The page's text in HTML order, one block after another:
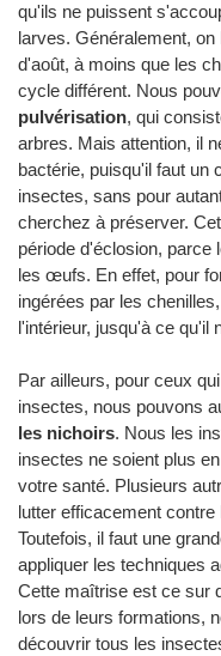
qu'ils ne puissent
larves. Généralement,
d'août, à moins que les
cycle différent. Nous
pulvérisation, qui
arbres. Mais attention, il
bactérie, puisqu'il faut un
insectes, sans pour
cherchez à préserver.
période d'éclosion, parce
les œufs. En effet, pour
ingérées par les
l'intérieur, jusqu'à ce qu'il
Par ailleurs, pour ceux
insectes, nous pouvons
les nichoirs. Nous les
insectes ne soient plus
votre santé. Plusieurs
lutter efficacement
Toutefois, il faut une
appliquer les techniques
Cette maîtrise est ce sur
lors de leurs formations,
découvrir tous les